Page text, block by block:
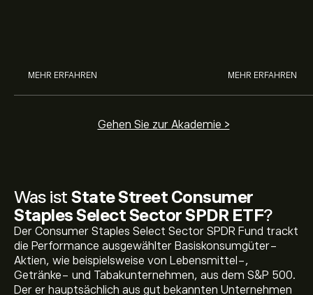
Was ist State Street Consumer
Staples Select Sector SPDR ETF?
Der Consumer Staples Select Sector SPDR Fund trackt
die Performance ausgewählter Basiskonsumgüter-
Aktien, wie beispielsweise von Lebensmittel-,
Getränke- und Tabakunternehmen, aus dem S&P 500.
Der er hauptsächlich aus gut bekannten Unternehmen
MEHR ERFAHREN MEHR ERFAHREN
Gehen Sie zur Akademie >
Der aktuelle Preis von XLP beträgt 85.12‎$‎ USD